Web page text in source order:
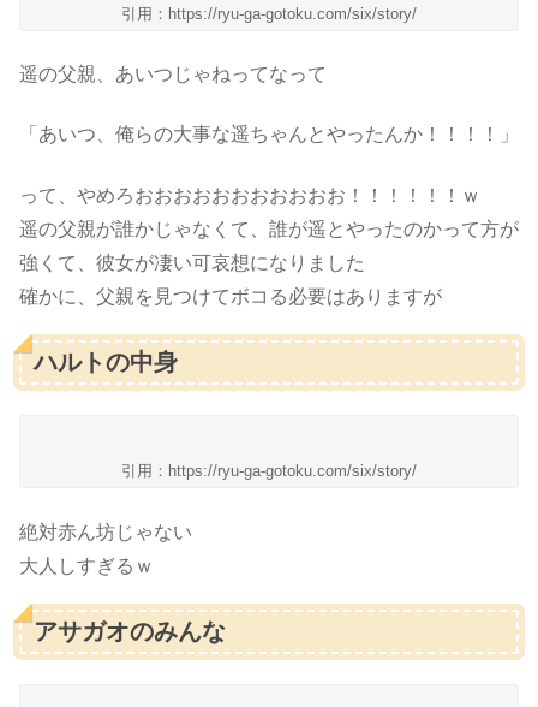
引用：https://ryu-ga-gotoku.com/six/story/
遥の父親、あいつじゃねってなって
「あいつ、俺らの大事な遥ちゃんとやったんか！！！！」
って、やめろおおおおおおおおおおお！！！！！！ｗ
遥の父親が誰かじゃなくて、誰が遥とやったのかって方が
強くて、彼女が凄い可哀想になりました
確かに、父親を見つけてボコる必要はありますが
ハルトの中身
引用：https://ryu-ga-gotoku.com/six/story/
絶対赤ん坊じゃない
大人しすぎるｗ
アサガオのみんな